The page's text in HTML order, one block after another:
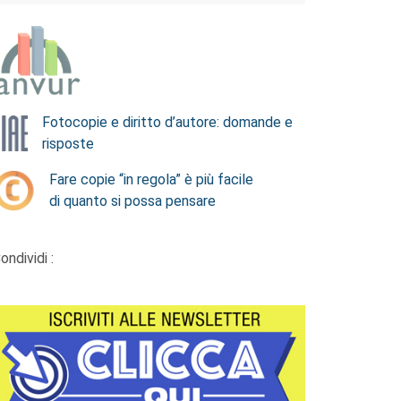
Fotocopie e diritto d’autore: domande e
risposte
Fare copie “in regola” è più facile
di quanto si possa pensare
: